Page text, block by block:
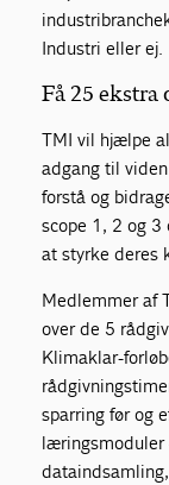
Industri eller ej.
Få 25 ekstra
TMI vil hjælpe
adgang til
forstå og
scope 1, 2 og
at styrke deres
Medlemmer af
over de 5
Klimaklar-
sparring før og